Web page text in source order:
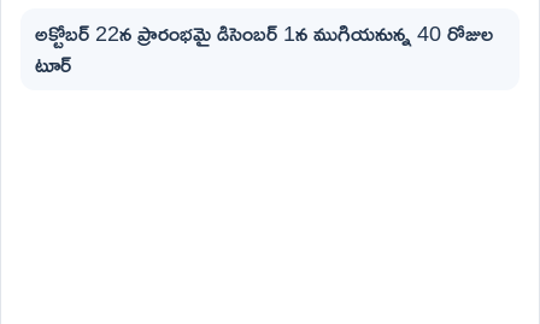
అక్టోబర్ 22న ప్రారంభమై డిసెంబర్ 1న ముగియనున్న 40 రోజుల
టూర్